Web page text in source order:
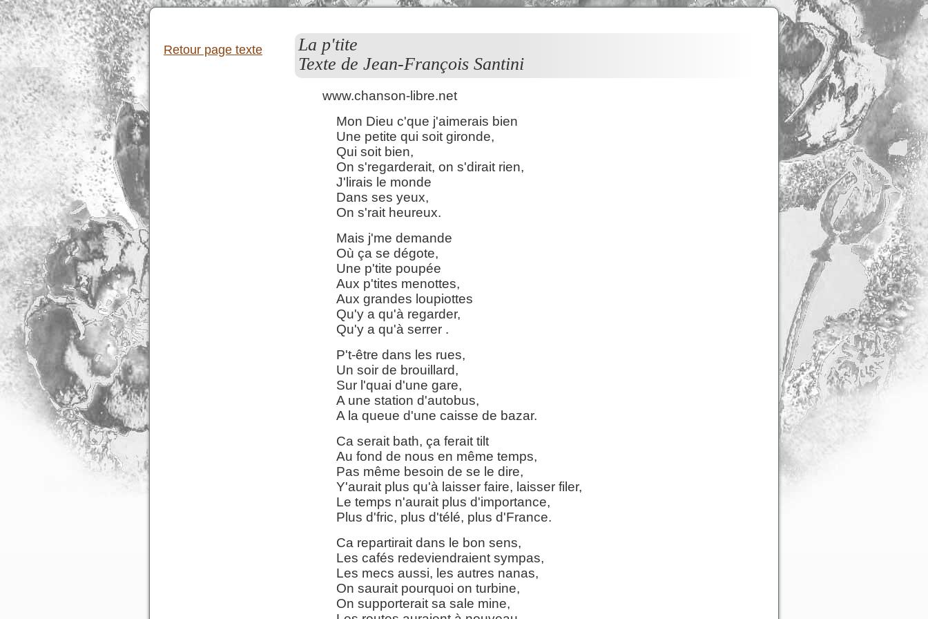
Retour page texte
La p'tite
Texte de Jean-François Santini
www.chanson-libre.net
Mon Dieu c'que j'aimerais bien
Une petite qui soit gironde,
Qui soit bien,
On s'regarderait, on s'dirait rien,
J'lirais le monde
Dans ses yeux,
On s'rait heureux.
Mais j'me demande
Où ça se dégote,
Une p'tite poupée
Aux p'tites menottes,
Aux grandes loupiottes
Qu'y a qu'à regarder,
Qu'y a qu'à serrer .
P't-être dans les rues,
Un soir de brouillard,
Sur l'quai d'une gare,
A une station d'autobus,
A la queue d'une caisse de bazar.
Ca serait bath, ça ferait tilt
Au fond de nous en même temps,
Pas même besoin de se le dire,
Y'aurait plus qu'à laisser faire, laisser filer,
Le temps n'aurait plus d'importance,
Plus d'fric, plus d'télé, plus d'France.
Ca repartirait dans le bon sens,
Les cafés redeviendraient sympas,
Les mecs aussi, les autres nanas,
On saurait pourquoi on turbine,
On supporterait sa sale mine,